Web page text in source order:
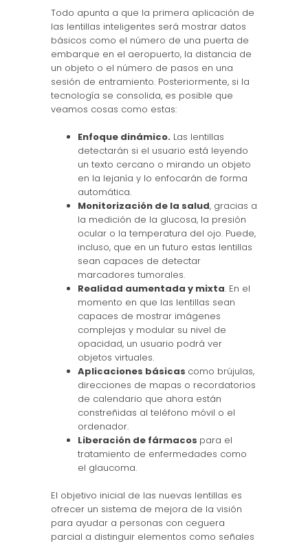
Todo apunta a que la primera aplicación de
las lentillas inteligentes será mostrar datos
básicos como el número de una puerta de
embarque en el aeropuerto, la distancia de
un objeto o el número de pasos en una
sesión de entramiento. Posteriormente, si la
tecnología se consolida, es posible que
veamos cosas como estas:
Enfoque dinámico.Las lentillas
detectarán si el usuario está leyendo
un texto cercano o mirando un objeto
en la lejanía y lo enfocarán de forma
automática.
Monitorización de la salud, gracias a
la medición de la glucosa, la presión
ocular o la temperatura del ojo. Puede,
incluso, que en un futuro estas lentillas
sean capaces de detectar
marcadores tumorales.
Realidad aumentada y mixta. En el
momento en que las lentillas sean
capaces de mostrar imágenes
complejas y modular su nivel de
opacidad, un usuario podrá ver
objetos virtuales.
Aplicaciones básicas como brújulas,
direcciones de mapas o recordatorios
de calendario que ahora están
constreñidas al teléfono móvil o el
ordenador.
Liberación de fármacos para el
tratamiento de enfermedades como
el glaucoma.
El objetivo inicial de las nuevas lentillas es
ofrecer un sistema de mejora de la visión
para ayudar a personas con ceguera
parcial a distinguir elementos como señales